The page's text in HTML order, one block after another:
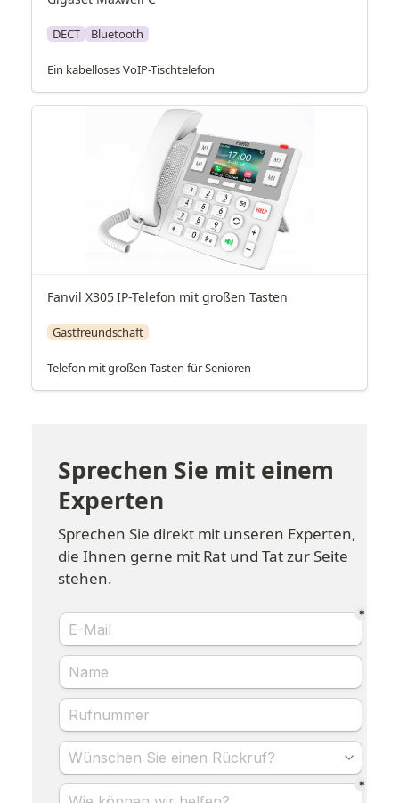
DECT Bluetooth
Ein kabelloses VoIP-Tischtelefon
Fanvil X305 IP-Telefon mit großen Tasten
Gastfreundschaft
Telefon mit großen Tasten für Senioren
Sprechen Sie mit einem
Experten
Sprechen Sie direkt mit unseren Experten,
die Ihnen gerne mit Rat und Tat zur Seite
stehen.